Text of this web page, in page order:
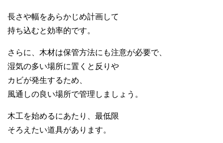
長さや幅をあらかじめ計画して
持ち込むと効率的です。
さらに、木材は保管方法にも注意が必要で、
湿気の多い場所に置くと反りや
カビが発生するため、
風通しの良い場所で管理しましょう。
木工を始めるにあたり、最低限
そろえたい道具があります。